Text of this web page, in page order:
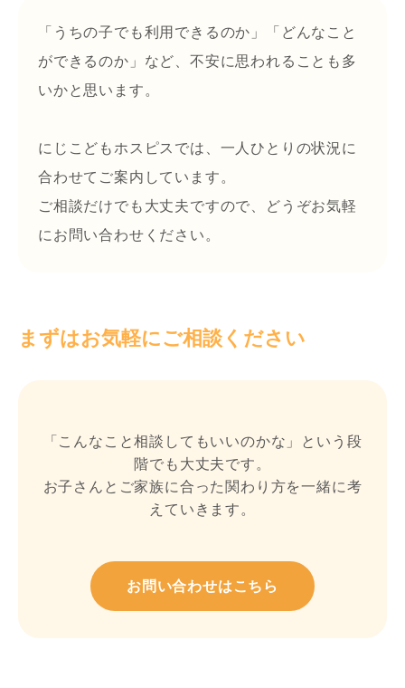
「うちの子でも利用できるのか」「どんなこと
ができるのか」など、不安に思われることも多
いかと思います。
にじこどもホスピスでは、一人ひとりの状況に
合わせてご案内しています。
ご相談だけでも大丈夫ですので、どうぞお気軽
にお問い合わせください。
まずはお気軽にご相談ください
「こんなこと相談してもいいのかな」という段
階でも大丈夫です。
お子さんとご家族に合った関わり方を一緒に考
えていきます。
お問い合わせはこちら